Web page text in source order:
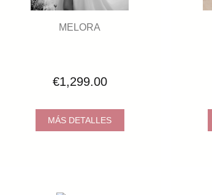
MELORA
€1,299.00
MÁS DETALLES